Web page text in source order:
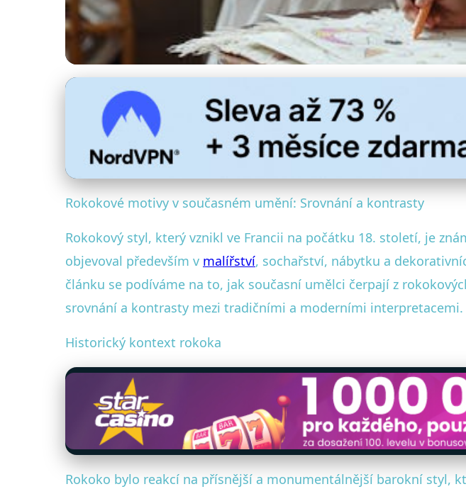
Antické inspirace v současném umění
Rokoko Žije: Od
5. 1. 2026· 4 min čtení · Autor: Marek Vlček
Rokokové motivy v současném umění: Srovnání a kontrasty
Rokokový styl, který vznikl ve Francii na počátku 18. století, je
objevoval především v malířství, sochařství, nábytku a
článku se podíváme na to, jak současní umělci čerpají z
srovnání a kontrasty mezi tradičními a moderními interpretacemi.
Historický kontext rokoka
Rokoko bylo reakcí na přísnější a monumentálnější barokní styl,